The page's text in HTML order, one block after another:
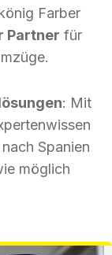
Farber
Partner für
: Mit
Spanien
möglich